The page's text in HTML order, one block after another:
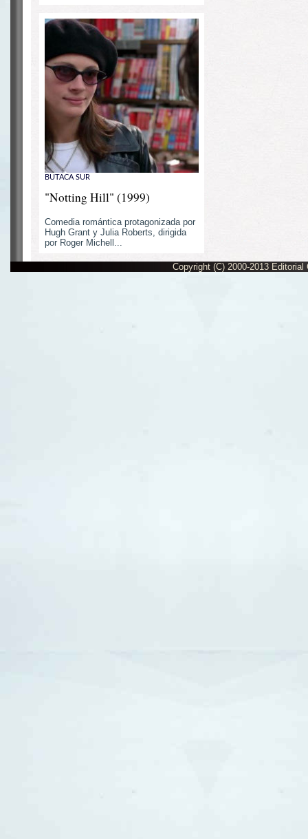
BUTACA SUR
"Notting Hill" (1999)
Comedia romántica protagonizada por
Hugh Grant y Julia Roberts, dirigida
por Roger Michell...
Copyright (C) 2000-2013